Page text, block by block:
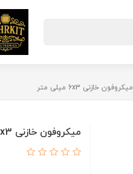
میکروفون خازنی 6x3 میلی متر
میکروفون خازنی 6x3 میلی متر